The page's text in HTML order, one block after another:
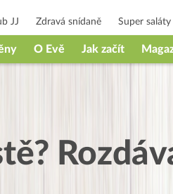
JJ Zdravá snídaně Super saláty
O Evě Jak začít